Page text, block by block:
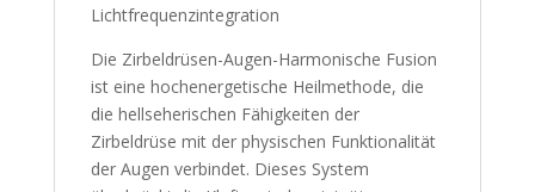
Lichtfrequenzintegration
Die Zirbeldrüsen-Augen-Harmonische Fusion
ist eine hochenergetische Heilmethode, die
die hellseherischen Fähigkeiten der
Zirbeldrüse mit der physischen Funktionalität
der Augen verbindet. Dieses System